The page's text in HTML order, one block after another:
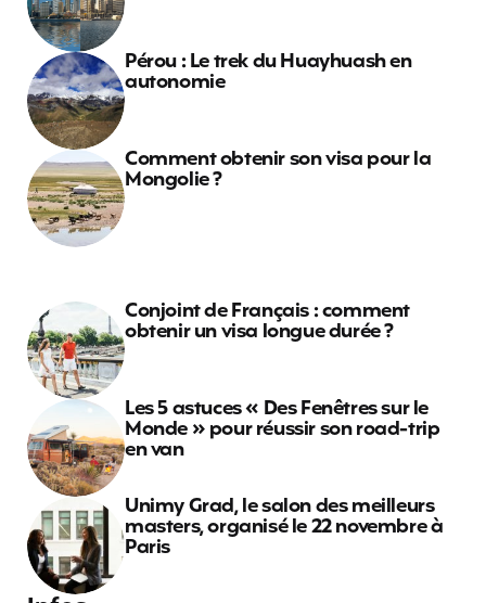
Pérou : Le trek du Huayhuash en
autonomie
Comment obtenir son visa pour la
Mongolie ?
Conjoint de Français : comment
obtenir un visa longue durée ?
Les 5 astuces « Des Fenêtres sur le
Monde » pour réussir son road-trip
en van
Unimy Grad, le salon des meilleurs
masters, organisé le 22 novembre à
Paris